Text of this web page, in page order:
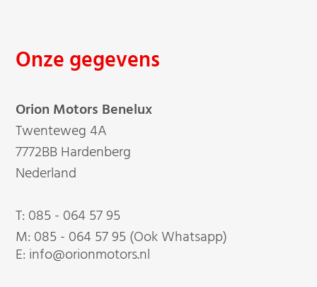
Onze gegevens
Orion Motors Benelux
Twenteweg 4A
7772BB Hardenberg
Nederland
T: 085 - 064 57 95
M: 085 - 064 57 95 (Ook Whatsapp)
E: info@orionmotors.nl